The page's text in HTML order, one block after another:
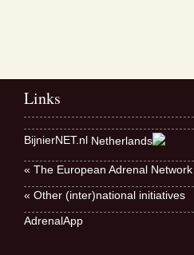
Links
BijnierNET.nl
The European Adrenal Network »
Other (inter)national initiatives »
AdrenalApp